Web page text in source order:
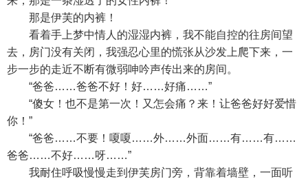
那是伊芙的内裤！
看着手上梦中情人的湿湿内裤，我不能自控的往房间望
去，房门没有关闭，我强忍心里的慌张从沙发上爬下来，一
步一步的走近不断有微弱呻吟声传出来的房间。
“爸爸……爸爸不好！好……好痛……”
“傻女！也不是第一次！又怎会痛？来！让爸爸好好爱惜
你！”
“爸爸……不要！嗄嗄……外……外面……有……有……
爸爸……不好……呀……”
我耐住呼吸慢慢走到伊芙房门旁，背靠着墙壁，一面听